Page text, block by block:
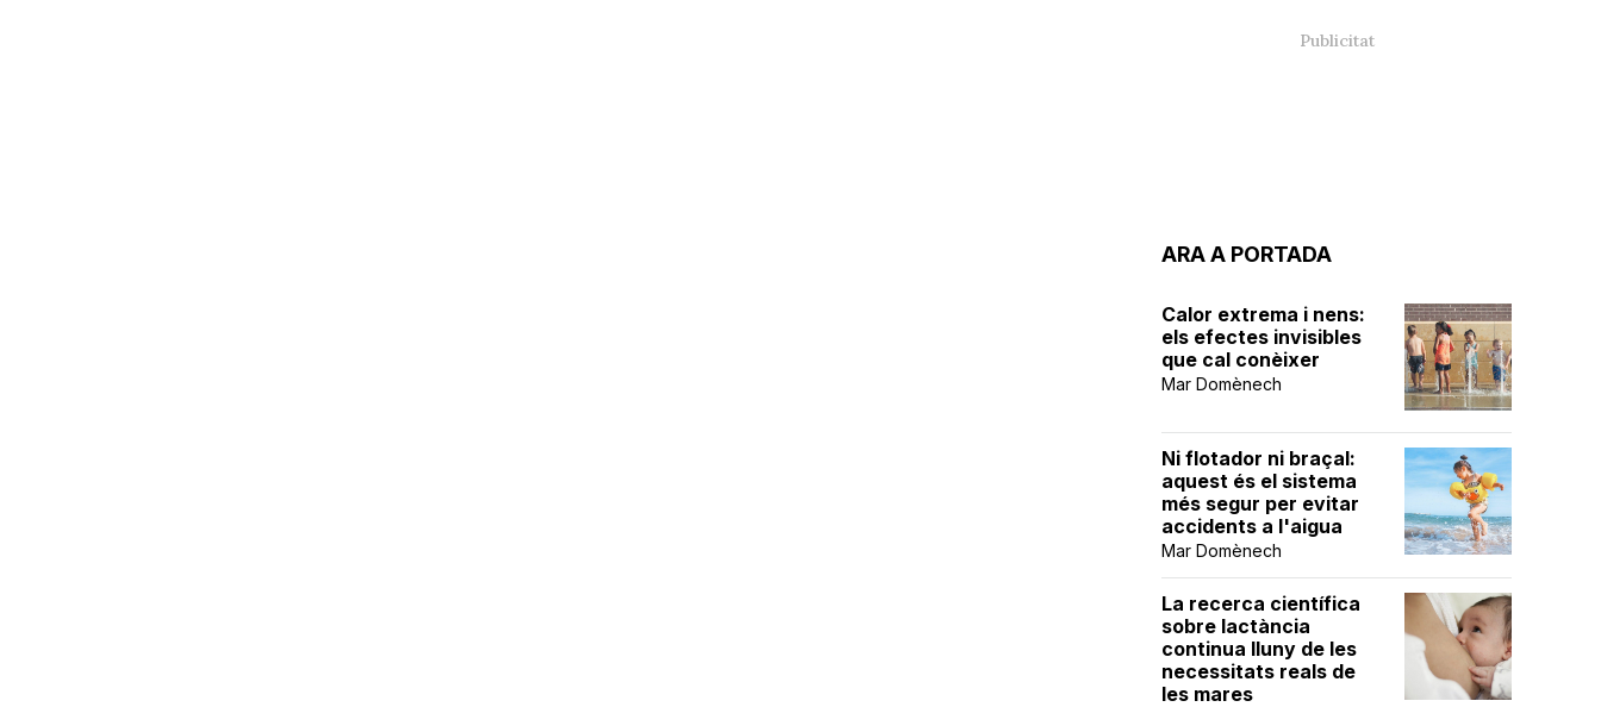
ARA A PORTADA
Calor extrema i nens:
els efectes invisibles
que cal conèixer
Mar Domènech
Ni flotador ni braçal:
aquest és el sistema
més segur per evitar
accidents a l'aigua
Mar Domènech
La recerca científica
sobre lactància
continua lluny de les
necessitats reals de
les mares